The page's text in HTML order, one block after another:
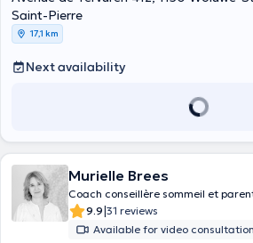
Saint-Pierre
17,1 km
Next availability
Murielle Brees
Coach conseillère sommeil et
9.9|31 reviews
Available for video consultation